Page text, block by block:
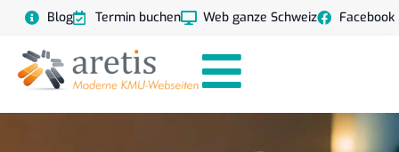
Blog Termin buchen Web ganze Schweiz Facebook